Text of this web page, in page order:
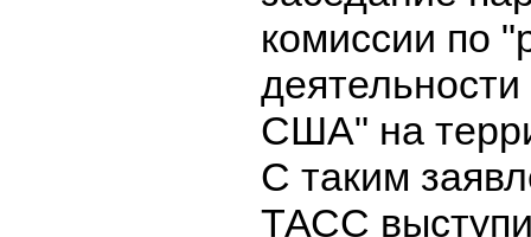
комиссии по
США" на
С таким
ТАСС